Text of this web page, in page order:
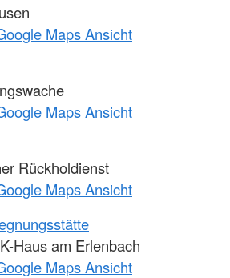
Maps Ansicht
Maps Ansicht
Rückholdienst
Maps Ansicht
Haus am Erlenbach
Maps Ansicht